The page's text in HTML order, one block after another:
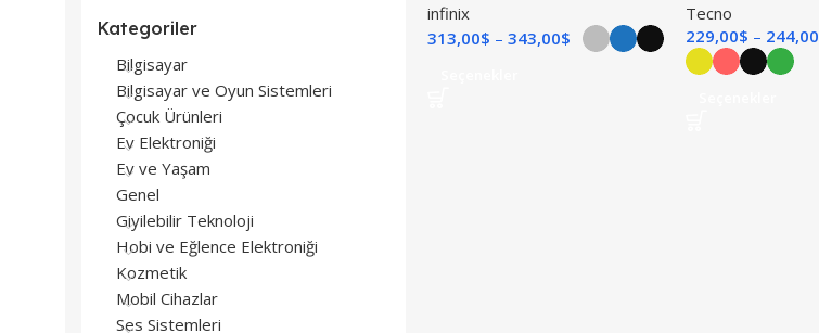
Kategoriler
Bilgisayar
Bilgisayar ve Oyun Sistemleri
Çocuk Ürünleri
Ev Elektroniği
Ev ve Yaşam
Genel
Giyilebilir Teknoloji
Hobi ve Eğlence Elektroniği
Kozmetik
Mobil Cihazlar
Ses Sistemleri
infinix
313,00$ 343,00$
Tecno
229,00$ 244,00